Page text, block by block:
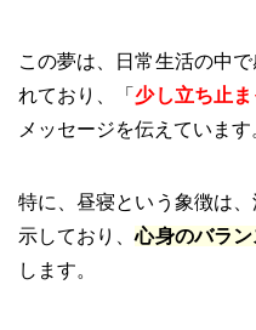
この夢は、日常生活の中
れており、「少し立ち止
メッセージを伝えています
特に、昼寝という象徴は
示しており、心身のバラ
します。